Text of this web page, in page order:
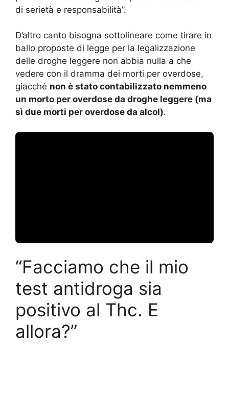
di serietà e responsabilità”.
D’altro canto bisogna sottolineare come tirare in
ballo proposte di legge per la legalizzazione
delle droghe leggere non abbia nulla a che
vedere con il dramma dei morti per overdose,
giacché non è stato contabilizzato nemmeno
un morto per overdose da droghe leggere (ma
sì due morti per overdose da alcol).
“Facciamo che il mio
test antidroga sia
positivo al Thc. E
allora?”